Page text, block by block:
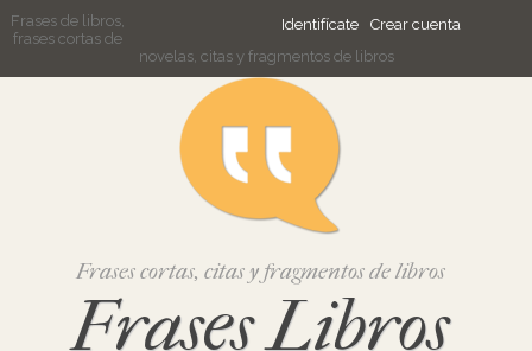
Identifícate Crear cuenta
Frases de libros,
frases cortas de
novelas, citas y fragmentos de libros
Frases cortas, citas y fragmentos de libros
Frases Libros